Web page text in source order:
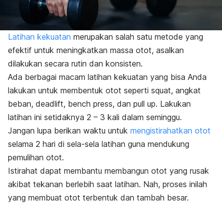
Latihan kekuatan merupakan salah satu metode yang
efektif untuk meningkatkan massa otot, asalkan
dilakukan secara rutin dan konsisten.
Ada berbagai macam latihan kekuatan yang bisa Anda
lakukan untuk membentuk otot seperti squat, angkat
beban, deadlift, bench press, dan pull up. Lakukan
latihan ini setidaknya 2 – 3 kali dalam seminggu.
Jangan lupa berikan waktu untuk mengistirahatkan otot
selama 2 hari di sela-sela latihan guna mendukung
pemulihan otot.
Istirahat dapat membantu membangun otot yang rusak
akibat tekanan berlebih saat latihan. Nah, proses inilah
yang membuat otot terbentuk dan tambah besar.